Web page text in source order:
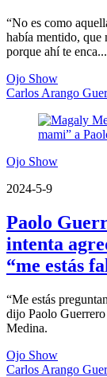
“No es como
había mentido, que
porque ahí te enca...
Ojo Show
Carlos Arango
Ojo Show
2024-5-9
Paolo
intenta
“me estás
“Me estás
dijo Paolo
Medina.
Ojo Show
Carlos Arango